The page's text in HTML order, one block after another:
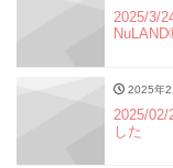
2025/3/
2025年2
2025/
した